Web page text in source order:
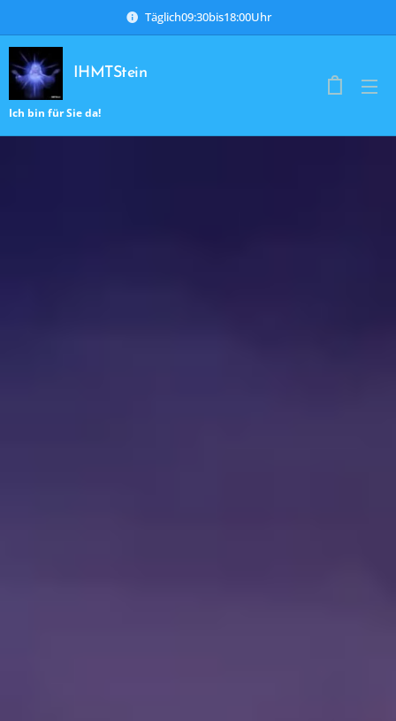
Täglich09:30bis18:00Uhr
IHMTStein
Ich bin für Sie da!